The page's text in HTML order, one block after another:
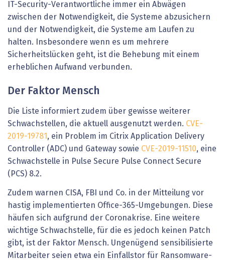
IT-Security-Verantwortliche immer ein Abwägen
zwischen der Notwendigkeit, die Systeme abzusichern
und der Notwendigkeit, die Systeme am Laufen zu
halten. Insbesondere wenn es um mehrere
Sicherheitslücken geht, ist die Behebung mit einem
erheblichen Aufwand verbunden.
Der Faktor Mensch
Die Liste informiert zudem über gewisse weiterer
Schwachstellen, die aktuell ausgenutzt werden. CVE-
2019-19781 , ein Problem im Citrix Application Delivery
Controller (ADC) und Gateway sowie CVE-2019-11510, eine
Schwachstelle in Pulse Secure Pulse Connect Secure
(PCS) 8.2.
Zudem warnen CISA, FBI und Co. in der Mitteilung vor
hastig implementierten Office-365-Umgebungen. Diese
häufen sich aufgrund der Coronakrise. Eine weitere
wichtige Schwachstelle, für die es jedoch keinen Patch
gibt, ist der Faktor Mensch. Ungenügend sensibilisierte
Mitarbeiter seien etwa ein Einfallstor für Ransomware-